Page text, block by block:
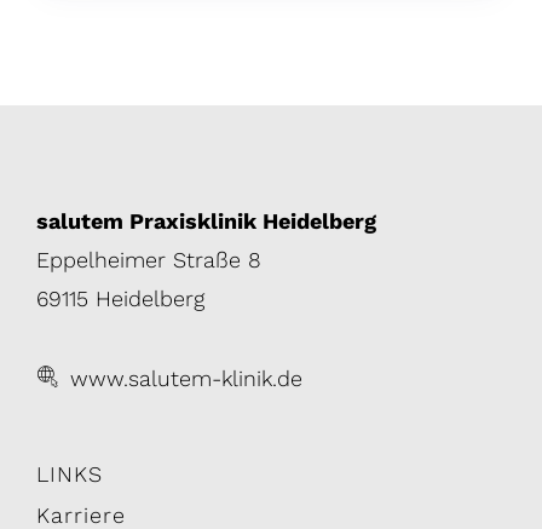
salutem Praxisklinik Heidelberg
Eppelheimer Straße 8
69115 Heidelberg
www.salutem-klinik.de
LINKS
Karriere